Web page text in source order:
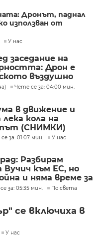
Дронът, паднал
използван от
У нас
заседание на
Дрон е
въздушно
Чете се за: 04:00 мин.
в движение и
кола на
път (СНИМКИ)
за: 01:07 мин. У нас
Разбирам
Вучич към ЕС, но
и няма време за
за: 05:35 мин. По света
се включиха в
У нас